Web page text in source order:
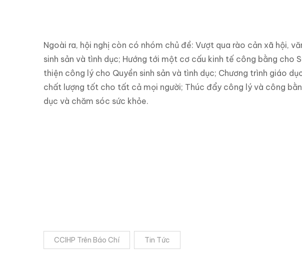
Ngoài ra, hội nghị còn có nhóm chủ đề: Vượt qua rào cản xã hội,
sinh sản và tình dục; Hướng tới một cơ cấu kinh tế công bằng cho
thiện công lý cho Quyền sinh sản và tình dục; Chương trình giáo
chất lượng tốt cho tất cả mọi người; Thúc đẩy công lý và công
dục và chăm sóc sức khỏe.
CCIHP Trên Báo Chí Tin Tức